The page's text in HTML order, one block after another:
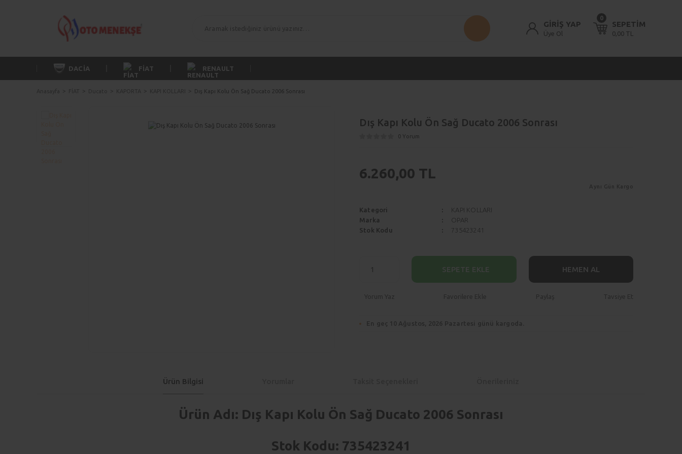
GİRİŞ YAP
Üye Ol
0
SEPETİM
0,00 TL
DACİA FİAT RENAULT
Dış Kapı Kolu Ön Sağ Ducato 2006 Sonrası
Dış Kapı Kolu Ön Sağ Ducato 2006 Sonrası
0 Yorum
6.260,00 TL
Kategori
KAPI KOLLARI
Marka
OPAR
Stok Kodu
735423241
SEPETE EKLE HEMEN AL
Ürün Bilgisi
Ürün Adı: Dış Kapı Kolu Ön Sağ Ducato 2006 Sonrası
Stok Kodu: 735423241